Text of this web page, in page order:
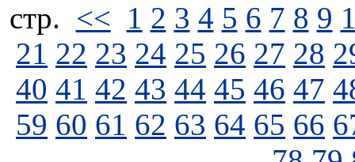
стp. << 1 2 3 4 5 6 7 8 9
21 22 23 24 25 26 27 28
40 41 42 43 44 45 46 47
59 60 61 62 63 64 65 66